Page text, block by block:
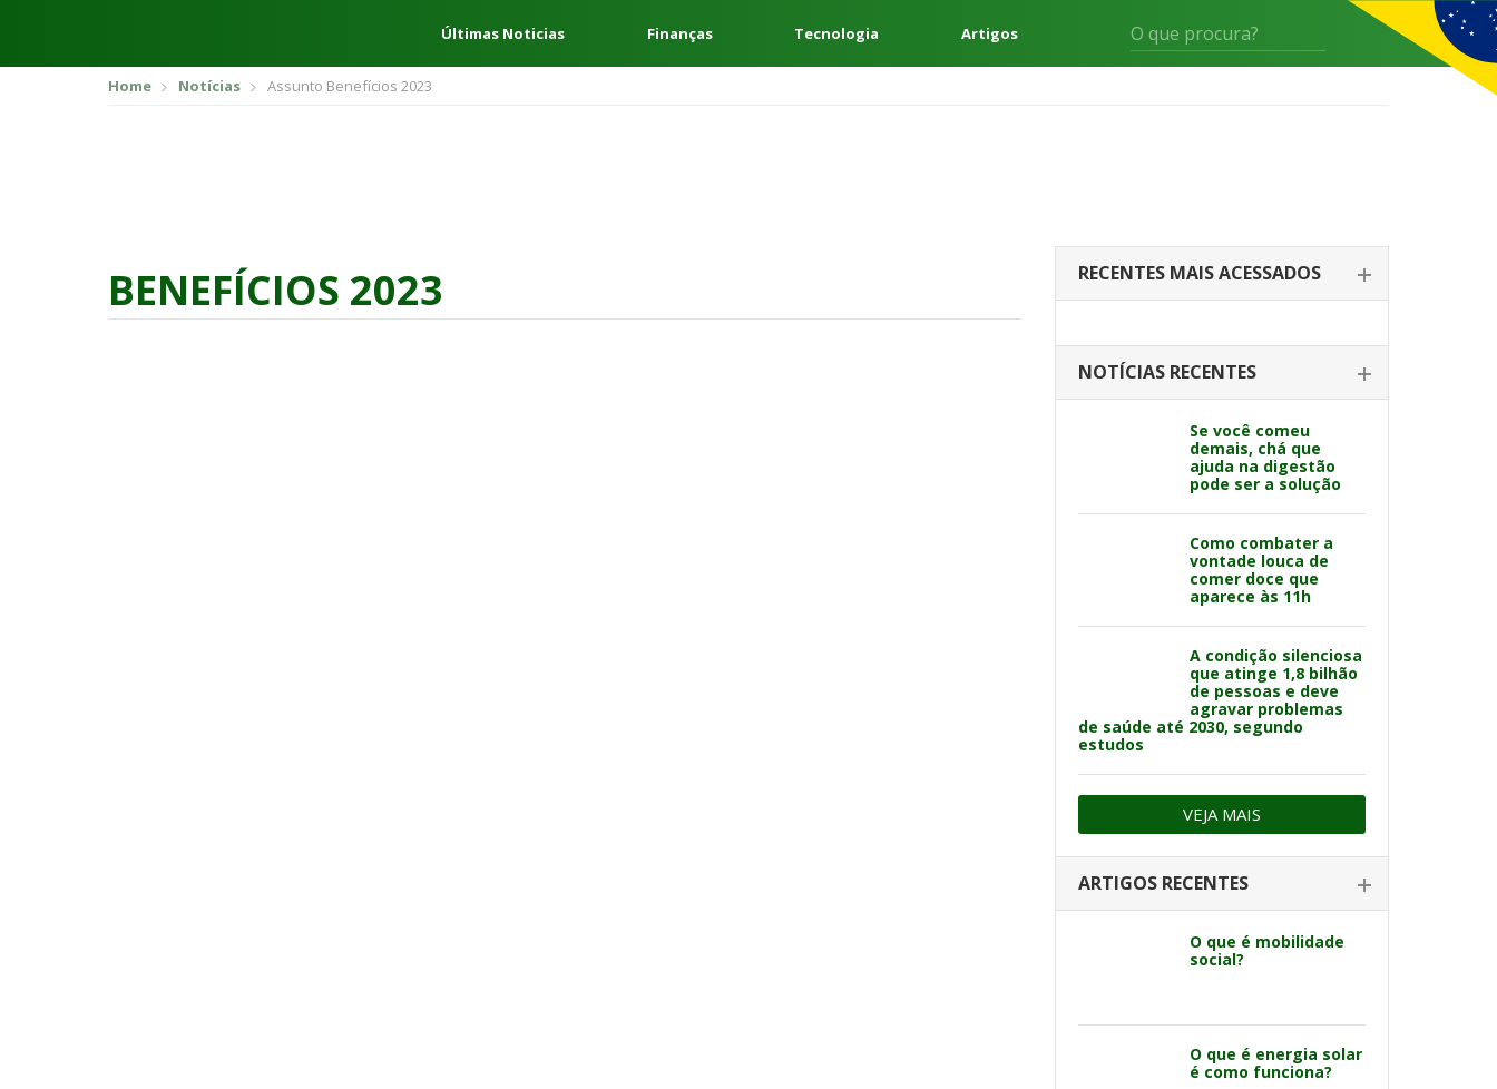
Últimas Noticias Finanças Tecnologia Artigos
Home Notícias Assunto Benefícios 2023
BENEFÍCIOS 2023 RECENTES MAIS ACESSADOS
NOTÍCIAS RECENTES
Se você comeu
demais, chá que
ajuda na digestão
pode ser a solução
Como combater a
vontade louca de
comer doce que
aparece às 11h
A condição silenciosa
que atinge 1,8 bilhão
de pessoas e deve
agravar problemas
de saúde até 2030, segundo
estudos
VEJA MAIS
ARTIGOS RECENTES
O que é mobilidade
social?
O que é energia solar
é como funciona?